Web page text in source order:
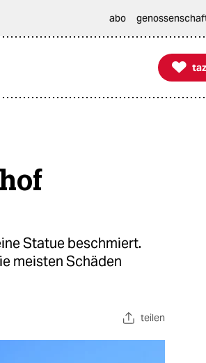
abo

taz
Statue beschmiert.
meisten Schäden
teilen